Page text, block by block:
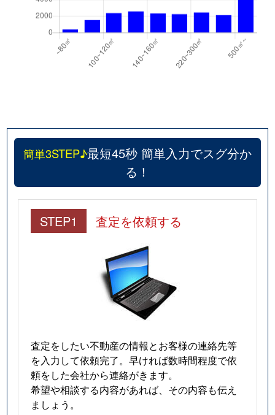
簡単3STEP♪最短45秒 簡単入力でスグ分か
る！
STEP1 査定を依頼する
査定をしたい不動産の情報とお客様の連絡先等
を入力して依頼完了。早ければ数時間程度で依
頼をした会社から連絡がきます。
希望や相談する内容があれば、その内容も伝え
ましょう。